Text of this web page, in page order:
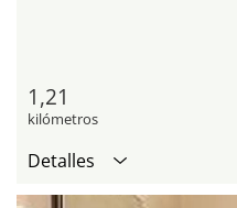
1,21
kilómetros
Detalles